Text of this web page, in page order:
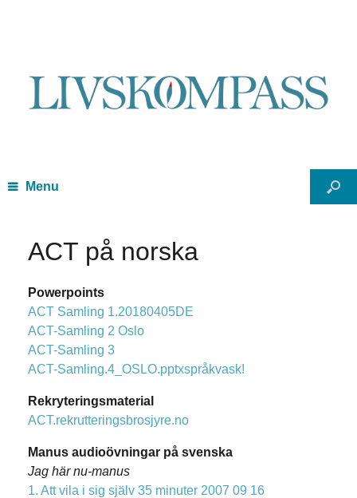
Menu
ACT på norska
Powerpoints
ACT Samling 1.20180405DE
ACT-Samling 2 Oslo
ACT-Samling 3
ACT-Samling.4_OSLO.pptxspråkvask!
Rekryteringsmaterial
ACT.rekrutteringsbrosjyre.no
Manus audioövningar på svenska
Jag här nu-manus
1. Att vila i sig själv 35 minuter 2007 09 16